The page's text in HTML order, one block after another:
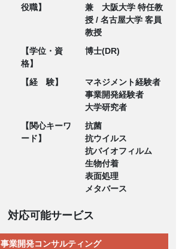
役職】
兼 大阪大学 特任教
授 / 名古屋大学 客員
教授
【学位・資
格】
博士(DR)
【経 験】
マネジメント経験者
事業開発経験者
大学研究者
【関心キーワ
ード】
抗菌
抗ウイルス
抗バイオフィルム
生物付着
表面処理
メタバース
対応可能サービス
事業開発コンサルティング